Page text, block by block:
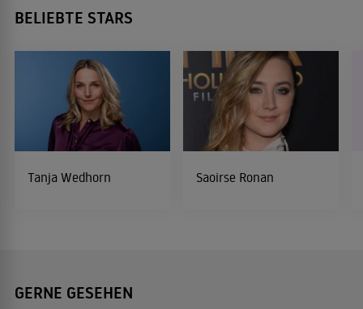
BELIEBTE STARS
Tanja Wedhorn Saoirse Ronan
GERNE GESEHEN